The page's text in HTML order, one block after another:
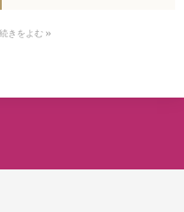
続きをよむ »